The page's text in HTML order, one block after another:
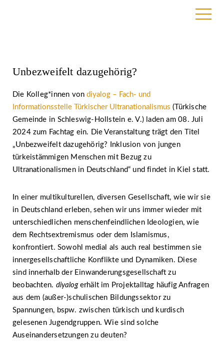
Unbezweifelt dazugehörig?
Die Kolleg*innen vondiyalog – Fach- und
Informationsstelle Türkischer Ultranationalismus (Türkische
Gemeinde in Schleswig-Hollstein e. V.) laden am 08. Juli
2024 zum Fachtag ein. Die Veranstaltung trägt den Titel
„Unbezweifelt dazugehörig? Inklusion von jungen
türkeistämmigen Menschen mit Bezug zu
Ultranationalismen in Deutschland“ und findet in Kiel statt.
In einer multikulturellen, diversen Gesellschaft, wie wir sie
in Deutschland erleben, sehen wir uns immer wieder mit
unterschiedlichen menschenfeindlichen Ideologien, wie
dem Rechtsextremismus oder dem Islamismus,
konfrontiert. Sowohl medial als auch real bestimmen sie
innergesellschaftliche Konflikte und Dynamiken. Diese
sind innerhalb der Einwanderungsgesellschaft zu
beobachten. diyalogerhält im Projektalltag häufig Anfragen
aus dem (außer-)schulischen Bildungssektor zu
Spannungen, bspw. zwischen türkisch und kurdisch
gelesenen Jugendgruppen. Wie sind solche
Auseinandersetzungen zu deuten?